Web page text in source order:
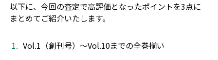
以下に、今回の査定で高評価となったポイントを3点に
まとめてご紹介いたします。
Vol.1（創刊号）〜Vol.10までの全巻揃い